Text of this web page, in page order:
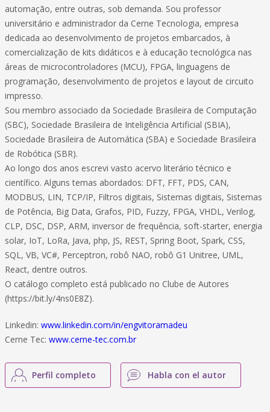
automação, entre outras, sob demanda. Sou professor
universitário e administrador da Cerne Tecnologia, empresa
dedicada ao desenvolvimento de projetos embarcados, à
comercialização de kits didáticos e à educação tecnológica nas
áreas de microcontroladores (MCU), FPGA, linguagens de
programação, desenvolvimento de projetos e layout de circuito
impresso.
Sou membro associado da Sociedade Brasileira de Computação
(SBC), Sociedade Brasileira de Inteligência Artificial (SBIA),
Sociedade Brasileira de Automática (SBA) e Sociedade Brasileira
de Robótica (SBR).
Ao longo dos anos escrevi vasto acervo literário técnico e
científico. Alguns temas abordados: DFT, FFT, PDS, CAN,
MODBUS, LIN, TCP/IP, Filtros digitais, Sistemas digitais, Sistemas
de Potência, Big Data, Grafos, PID, Fuzzy, FPGA, VHDL, Verilog,
CLP, DSC, DSP, ARM, inversor de frequência, soft-starter, energia
solar, IoT, LoRa, Java, php, JS, REST, Spring Boot, Spark, CSS,
SQL, VB, VC#, Perceptron, robô NAO, robô G1 Unitree, UML,
React, dentre outros.
O catálogo completo está publicado no Clube de Autores
(https://bit.ly/4ns0E8Z).
Linkedin: www.linkedin.com/in/engvitoramadeu
Cerne Tec: www.cerne-tec.com.br
Perfil completo Habla con el autor